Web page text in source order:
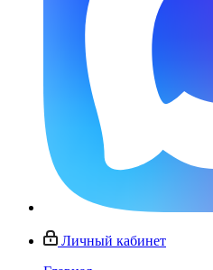
Личный кабинет